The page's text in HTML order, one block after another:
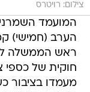
צילום: רויטרס
המועמד
הערב (חמישי)
ראש הממשלה
חוקית של כספי
מעמדו בציבור